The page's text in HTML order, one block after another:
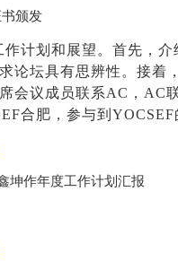
颁发
计划和展望。首先，
论坛具有思辨性。接
议成员联系AC，AC
合肥，参与到
坤作年度工作计划汇报